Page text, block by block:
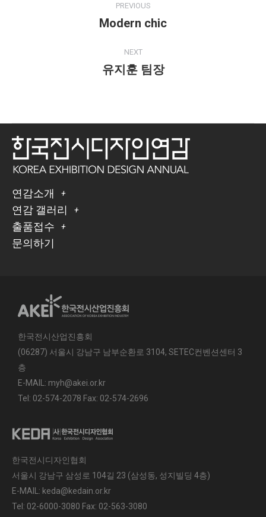
PREVIOUS
Modern chic
NEXT
유지훈 팀장
연감소개
연감 갤러리
출품접수
문의하기
한국전시산업진흥회
(06287) 서울시 강남구 남부순환로 3104, SETEC컨벤션센터 3
층
E-MAIL: myh@akei.or.kr
Tel: 02-574-2078 Fax: 02-574-2696
한국전시디자인협회
서울시 강남구 삼성로 104길 23 (삼성동, 성지빌딩 4층)
E-MAIL: keda@kedain.or.kr
Tel: 02-6000-3080 Fax: 02-563-3080